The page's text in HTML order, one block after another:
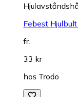
Febest
fr.
33 kr
hos Trodo